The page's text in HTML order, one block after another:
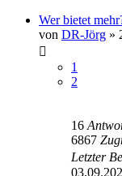
Wer bietet
von DR-Jörg »
1
2
16
6867
Letzter